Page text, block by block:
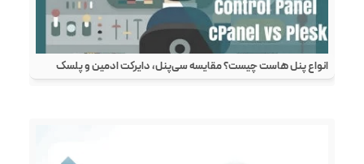
انواع پنل هاست چیست؟ مقایسه سی‌پنل، دایرکت ادمین و پلسک